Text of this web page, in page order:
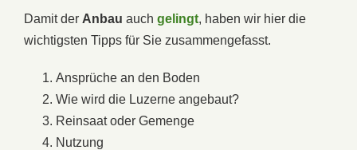
Damit der Anbau auch gelingt, haben wir hier die
wichtigsten Tipps für Sie zusammengefasst.
Ansprüche an den Boden
Wie wird die Luzerne angebaut?
Reinsaat oder Gemenge
Nutzung